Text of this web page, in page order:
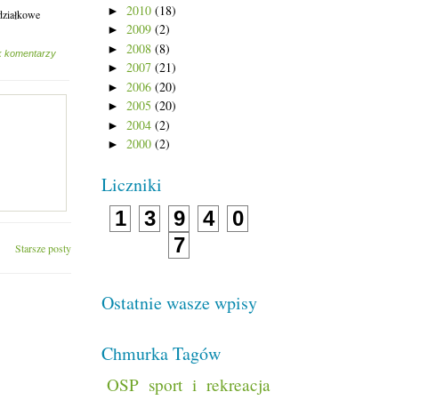
komentarzy
Starsze posty
► 2010 (18)
► 2009 (2)
► 2008 (8)
► 2007 (21)
► 2006 (20)
► 2005 (20)
► 2004 (2)
► 2000 (2)
Liczniki
1
3 9 4
0
7
Ostatnie wasze wpisy
Chmurka Tagów
OSP sport i rekreacja